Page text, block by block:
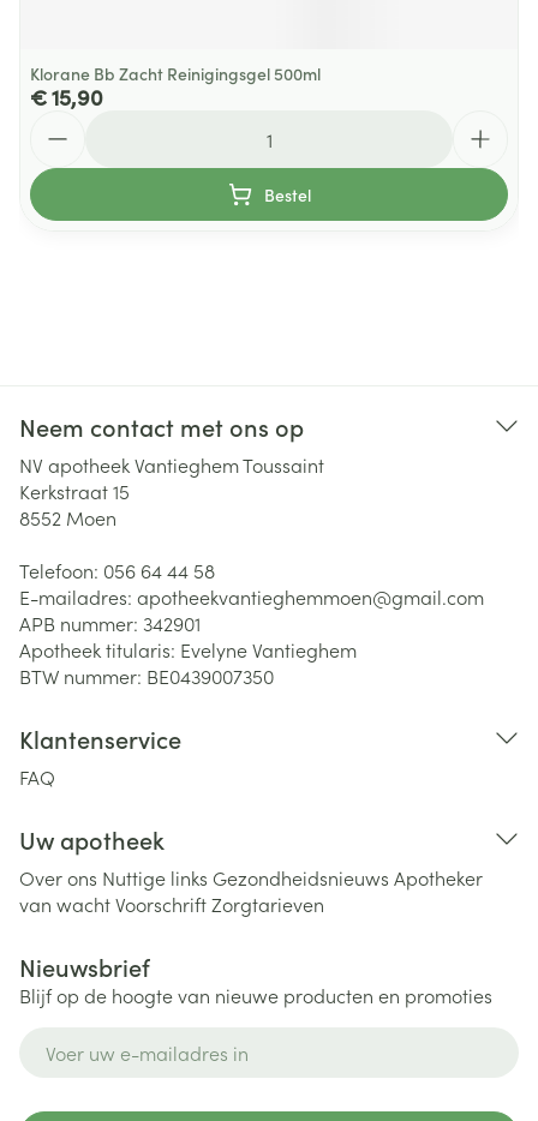
Klorane Bb Zacht Reinigingsgel 500ml
€ 15,90
Bestel
Neem contact met ons op
NV apotheek Vantieghem Toussaint
Kerkstraat 15
8552 Moen
Telefoon: 056 64 44 58
E-mailadres: apotheekvantieghemmoen@gmail.com
APB nummer: 342901
Apotheek titularis: Evelyne Vantieghem
BTW nummer: BE0439007350
Klantenservice
FAQ
Uw apotheek
Over ons Nuttige links Gezondheidsnieuws Apotheker
van wachtVoorschriftZorgtarieven
Nieuwsbrief
Blijf op de hoogte van nieuwe producten en promoties